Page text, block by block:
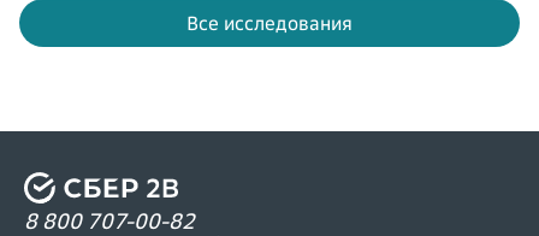
Все исследования
8 800 707-00-82